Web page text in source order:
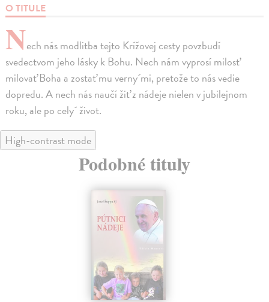
O TITULE
Nech nás modlitba tejto Krížovej cesty povzbudí
svedectvom jeho lásky k Bohu. Nech nám vyprosí milosť
milovať Boha a zostať mu verny´mi, pretože to nás vedie
dopredu. A nech nás naučí žiť z nádeje nielen v jubilejnom
roku, ale po cely´ život.
High-contrast mode
Podobné tituly